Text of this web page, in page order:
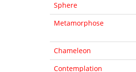
Sphere
Metamorphose
Chameleon
Contemplation